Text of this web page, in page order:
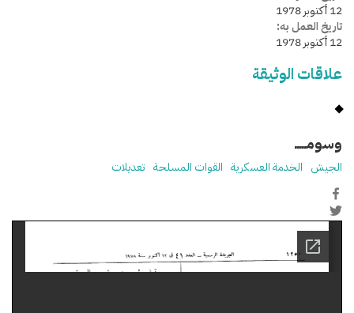
12 أكتوبر 1978
تاريخ العمل به:
12 أكتوبر 1978
علاقات الوثيقة
وسومـــــ
الجيش الخدمة العسكرية القوات المسلحة تعديلات